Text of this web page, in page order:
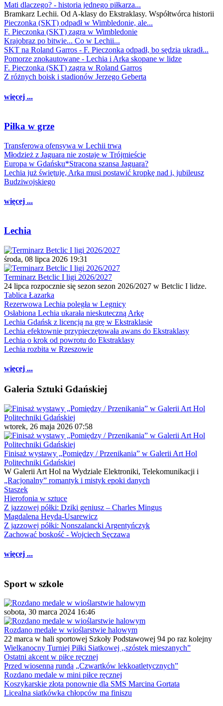
Mati dlaczego? - historia jednego piłkarza...
Bramkarz Lechii. Od A-klasy do Ekstraklasy. Współtwórca historii
Pieczonka (SKT) odpadł w Wimbledonie, ale...
F. Pieczonka (SKT) zagra w Wimbledonie
Krajobraz po bitwie... Co w Lechii...
SKT na Roland Garros - F. Pieczonka odpadł, bo sędzia ukradł...
Pomorze znokautowane - Lechia i Arka skopane w lidze
F. Pieczonka (SKT) zagra w Roland Garros
Z różnych boisk i stadionów Jerzego Geberta
więcej ...
Piłka w grze
Transferowa ofensywa w Lechii trwa
Młodzież z Jaguara nie zostaje w Trójmieście
Europa w Gdańsku*Stracona szansa Jaguara?
Lechia już świętuje, Arka musi postawić kropkę nad i, jubileusz
Budziwojskiego
więcej ...
Lechia
środa, 08 lipca 2026 19:31
Terminarz Betclic I ligi 2026/2027
24 lipca rozpocznie się sezon sezon 2026/2027 w Betclic I lidze.
Tablica Łazarka
Rezerwowa Lechia poległa w Legnicy
Osłabiona Lechia ukarała nieskuteczną Arkę
Lechia Gdańsk z licencją na grę w Ekstraklasie
Lechia efektownie przypieczętowała awans do Ekstraklasy
Lechia o krok od powrotu do Ekstraklasy
Lechia rozbita w Rzeszowie
więcej ...
Galeria Sztuki Gdańskiej
wtorek, 26 maja 2026 07:58
Finisaż wystawy „Pomiędzy / Przenikania” w Galerii Art Hol
Politechniki Gdańskiej
W Galerii Art Hol na Wydziale Elektroniki, Telekomunikacji i
„Racjonalny” romantyk i mistyk epoki danych
Staszek
Hierofonia w sztuce
Z jazzowej półki: Dziki geniusz – Charles Mingus
Magdalena Heyda-Usarewicz
Z jazzowej półki: Nonszalancki Argentyńczyk
Zachować boskość - Wojciech Sęczawa
więcej ...
Sport w szkole
sobota, 30 marca 2024 16:46
Rozdano medale w wioślarstwie halowym
22 marca w hali sportowej Szkoły Podstawowej 94 po raz kolejny
Wielkanocny Turniej Piłki Siatkowej ,,szóstek mieszanych”
Ostatni akcent w piłce ręcznej
Przed wiosenną rundą „Czwartków lekkoatletycznych”
Rozdano medale w mini piłce ręcznej
Koszykarskie złota ponownie dla SMS Marcina Gortata
Licealna siatkówka chłopców ma finiszu